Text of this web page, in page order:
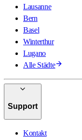
Lausanne
Bern
Basel
Winterthur
Lugano
Alle Städte
Support
Kontakt